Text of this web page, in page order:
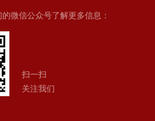
微信公众号了解更多信息：
扫一扫
关注我们